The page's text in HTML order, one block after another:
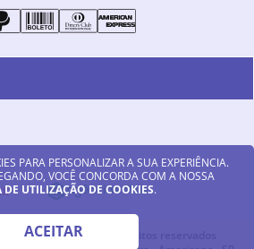
PARA PERSONALIZAR A SUA EXPERIÊNCIA.
VOCÊ CONCORDA COM A NOSSA
DE UTILIZAÇÃO DE COOKIES.
ACEITAR
LTDA - Todos os direitos reservados